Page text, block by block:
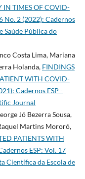
IN TIMES OF COVID-
No. 2 (2022): Cadernos
Saúde Pública do
Costa Lima, Mariana
Holanda, FINDINGS
WITH COVID-
Cadernos ESP -
Journal
Jó Bezerra Sousa,
Martins Mororó,
PATIENTS WITH
ESP: Vol. 17
Cientí­fica da Escola de